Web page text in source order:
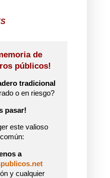
de
públicos!
tradicional
o en riesgo?
pasar!
este valioso
a
y cualquier